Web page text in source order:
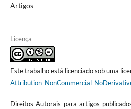
Artigos
Licença
Este trabalho está licenciado sob uma
Attribution-NonCommercial-
Direitos Autorais para artigos